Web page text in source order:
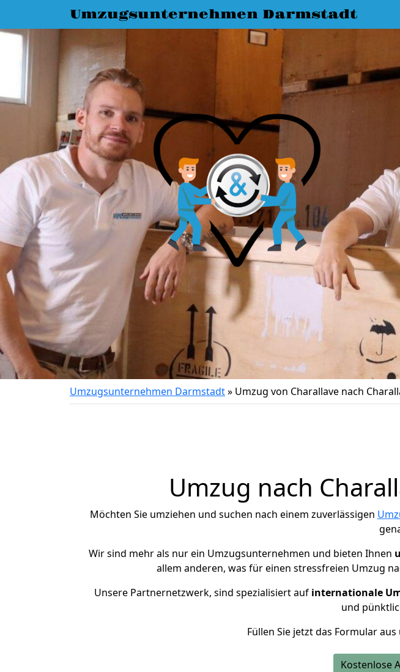
Umzugsunternehmen Darmstadt
Umzugsunternehmen Darmstadt» Umzug von Charallave nach
Umzug nach
Möchten Sie umziehen und suchen nach einem zuverlässigen
Wir sind mehr als nur ein Umzugsunternehmen und bieten Ihnen
allem anderen, was für einen stressfreien Umzug
Unsere Partnernetzwerk, sind spezialisiert auf internationale
und
Füllen Sie jetzt das Formular
Kostenlose